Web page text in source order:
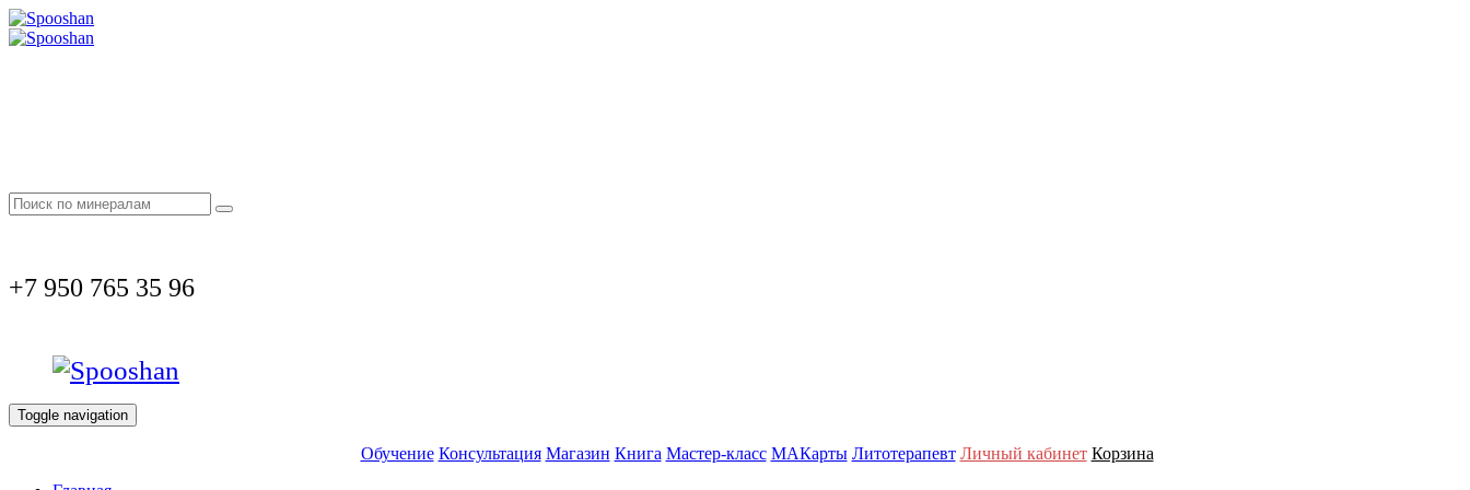
+7 950 765 35 96
Toggle navigation
Обучение Консультация Магазин Книга Мастер-класс МАКарты Литотерапевт Личный кабинет Корзина